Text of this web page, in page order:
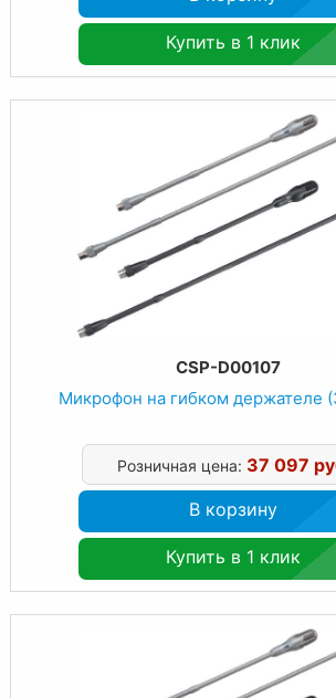
Купить в 1 клик
CSP-D00107
Микрофон на гибком держателе
Розничная цена: 37 097
В корзину
Купить в 1 клик